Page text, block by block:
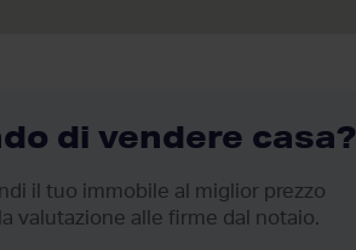
di vendere casa?
il tuo immobile al miglior prezzo
valutazione alle firme dal notaio.